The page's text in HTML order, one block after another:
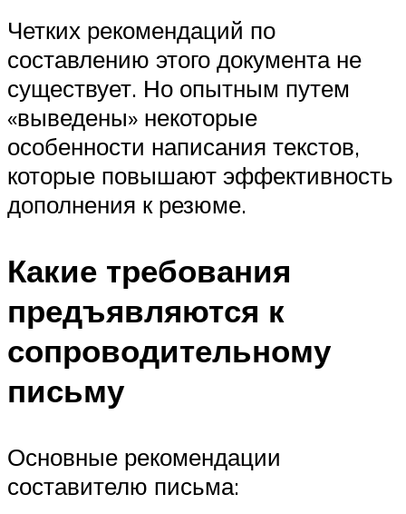
Четких рекомендаций по
составлению этого документа не
существует. Но опытным путем
«выведены» некоторые
особенности написания текстов,
которые повышают эффективность
дополнения к резюме.
Какие требования
предъявляются к
сопроводительному
письму
Основные рекомендации
составителю письма: